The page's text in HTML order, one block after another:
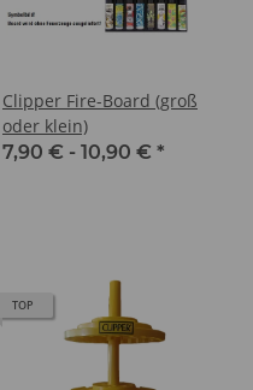
Clipper Fire-Board (groß
oder klein)
7,90 € - 10,90 € *
TOP